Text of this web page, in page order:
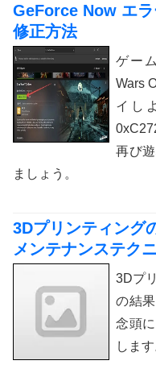
GeForce Now エ
修正方法
ゲー
Wars
イし
再び
ましょう。
3Dプリンティング
メンテナンステク
3Dプ
の結
念頭
します